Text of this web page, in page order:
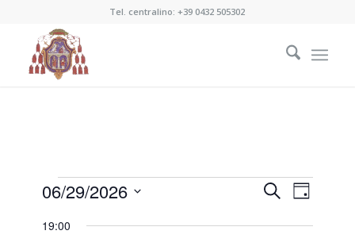
Tel. centralino:+39 0432 505302
Eventi
for
Eventi
Cerca Evento
Viste
Giorno
06/29/2026
la
19:00